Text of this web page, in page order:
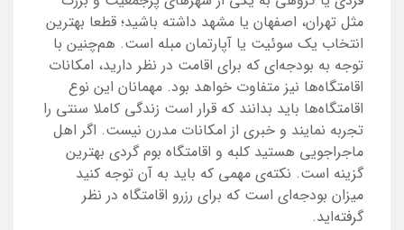
مثل تهران، اصفهان یا مشهد داشته باشید؛ قطعا بهترین
انتخاب یک سوئیت یا آپارتمان مبله است. هم‌چنین با
توجه به بودجه‌ای که برای اقامت در نظر دارید، امکانات
اقامتگاه‌ها نیز متفاوت خواهد بود. مهمانان این نوع
اقامتگاه‌ها باید بدانند که قرار است زندگی کاملا سنتی را
تجربه نمایند و خبری از امکانات مدرن نیست. اگر اهل
ماجراجویی هستید کلبه و اقامتگاه بوم گردی بهترین
گزینه است. نکته‌‌ی مهمی که باید به آن توجه کنید
میزان بودجه‌ای است که برای رزرو اقامتگاه در نظر
گرفته‌اید.